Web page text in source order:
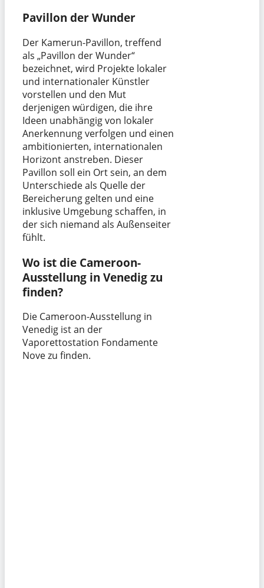
Pavillon der Wunder
Der Kamerun-Pavillon, treffend
als „Pavillon der Wunder“
bezeichnet, wird Projekte lokaler
und internationaler Künstler
vorstellen und den Mut
derjenigen würdigen, die ihre
Ideen unabhängig von lokaler
Anerkennung verfolgen und einen
ambitionierten, internationalen
Horizont anstreben. Dieser
Pavillon soll ein Ort sein, an dem
Unterschiede als Quelle der
Bereicherung gelten und eine
inklusive Umgebung schaffen, in
der sich niemand als Außenseiter
fühlt.
Wo ist die Cameroon-
Ausstellung in Venedig zu
finden?
Die Cameroon-Ausstellung in
Venedig ist an der
Vaporettostation Fondamente
Nove zu finden.